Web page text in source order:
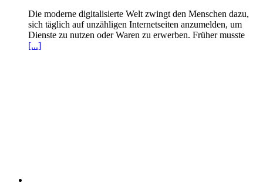
Die moderne digitalisierte Welt zwingt den Menschen dazu,
sich täglich auf unzähligen Internetseiten anzumelden, um
Dienste zu nutzen oder Waren zu erwerben. Früher musste
[...]